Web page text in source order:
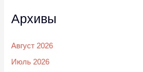
Архивы
Август 2026
Июль 2026